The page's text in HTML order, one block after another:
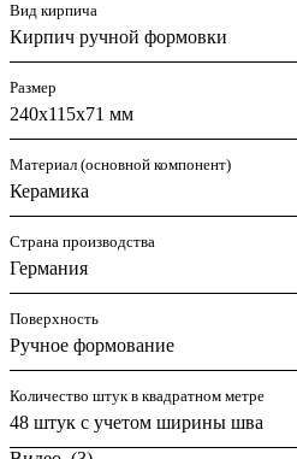
Вид кирпича
Кирпич ручной формовки
Размер
240х115х71 мм
Материал (основной компонент)
Керамика
Страна производства
Германия
Поверхность
Ручное формование
Количество штук в квадратном метре
48 штук с учетом ширины шва